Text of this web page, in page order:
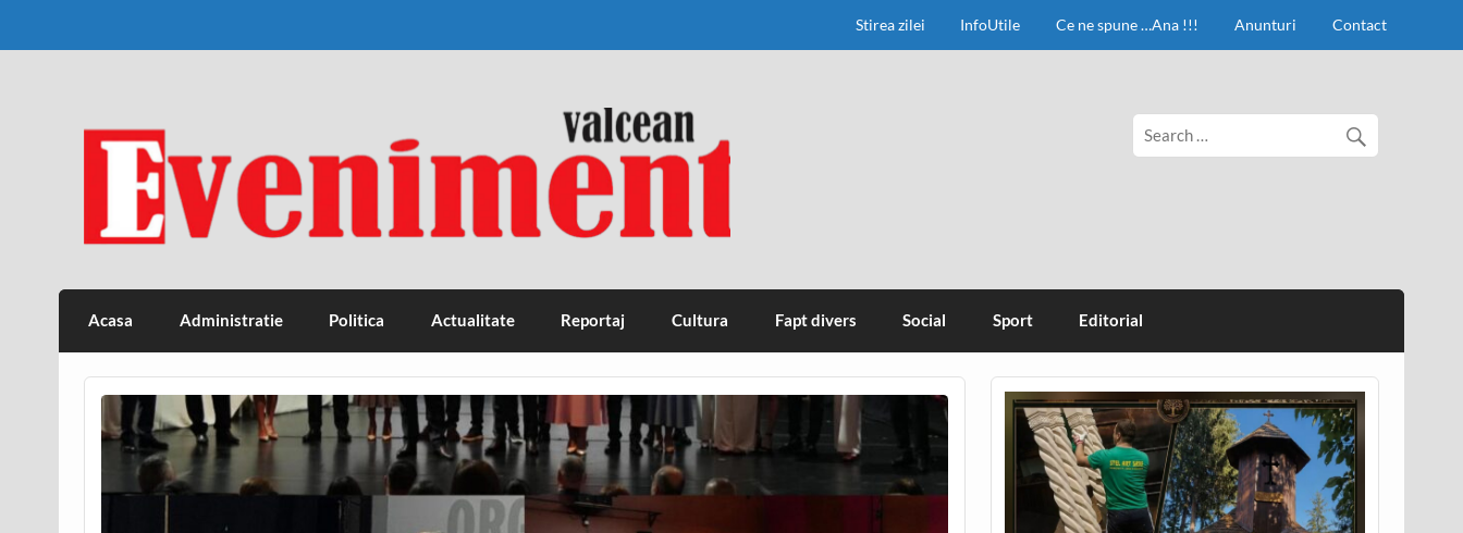
Stirea zilei InfoUtile Ce ne spune …Ana !!! Anunturi Contact
Eveniment Valcean
Acasa Administratie Politica Actualitate Reportaj Cultura Fapt divers Social Sport Editorial